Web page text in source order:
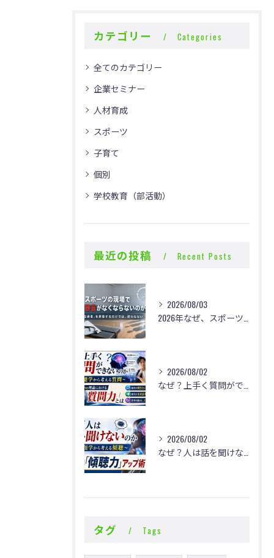
カテゴリー Categories
全てのカテゴリー
企業セミナー
人材育成
スポーツ
子育て
個別
学校教育（部活動）
最近の投稿 Recent Posts
2026/08/03
2026/08/02
2026/08/02
タグ Tags